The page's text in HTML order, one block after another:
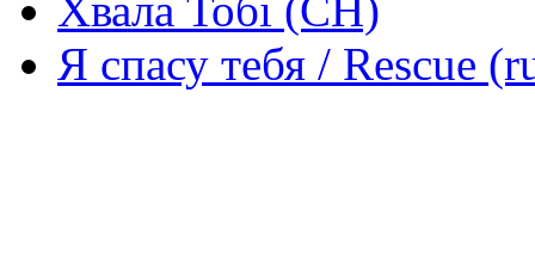
Я спасу тебя / Rescue